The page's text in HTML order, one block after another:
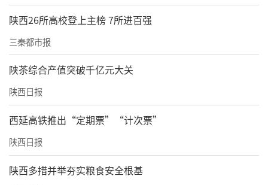
陕西26所高校登上主榜 7所进百强
三秦都市报
陕茶综合产值突破千亿元大关
陕西日报
西延高铁推出“定期票”“计次票”
陕西日报
陕西多措并举夯实粮食安全根基